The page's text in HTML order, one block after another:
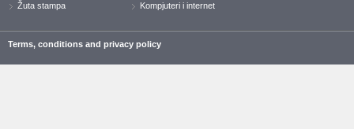
Žuta stampa
Kompjuteri i internet
Terms, conditions and privacy policy